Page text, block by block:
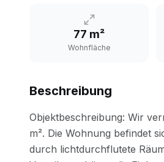
77 m²
Wohnfläche
Beschreibung